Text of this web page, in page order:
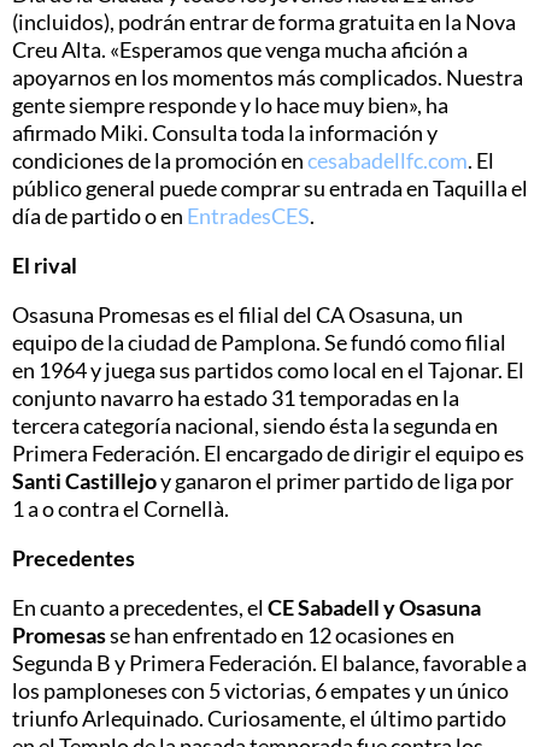
(incluidos), podrán entrar de forma gratuita en la Nova
Creu Alta. «Esperamos que venga mucha afición a
apoyarnos en los momentos más complicados. Nuestra
gente siempre responde y lo hace muy bien», ha
afirmado Miki. Consulta toda la información y
condiciones de la promoción encesabadellfc.com. El
público general puede comprar su entrada en Taquilla el
día de partido o en EntradesCES.
El rival
Osasuna Promesas es el filial del CA Osasuna, un
equipo de la ciudad de Pamplona. Se fundó como filial
en 1964 y juega sus partidos como local en el Tajonar. El
conjunto navarro ha estado 31 temporadas en la
tercera categoría nacional, siendo ésta la segunda en
Primera Federación. El encargado de dirigir el equipo es
Santi Castillejoy ganaron el primer partido de liga por
1 a o contra el Cornellà.
Precedentes
En cuanto a precedentes, elCE Sabadell y Osasuna
Promesasse han enfrentado en 12 ocasiones en
Segunda B y Primera Federación. El balance, favorable a
los pamploneses con 5 victorias, 6 empates y un único
triunfo Arlequinado. Curiosamente, el último partido